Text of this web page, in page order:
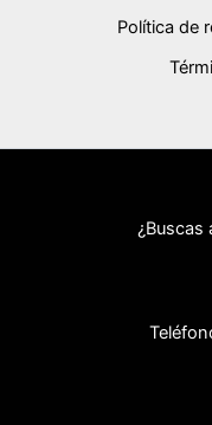
Política de
¿Buscas